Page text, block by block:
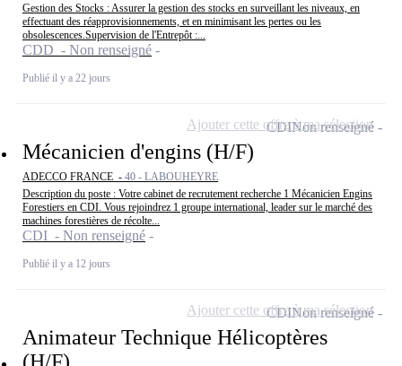
Gestion des Stocks : Assurer la gestion des stocks en surveillant les niveaux, en
effectuant des réapprovisionnements, et en minimisant les pertes ou les
obsolescences.Supervision de l'Entrepôt :...
CDD - Non renseigné
Publié il y a 22 jours
Mécanicien d'engins (H/F)
ADECCO FRANCE - 40 - LABOUHEYRE
Description du poste : Votre cabinet de recrutement recherche 1 Mécanicien Engins
Forestiers en CDI. Vous rejoindrez 1 groupe international, leader sur le marché des
machines forestières de récolte...
CDI - Non renseigné
Publié il y a 12 jours
CDINon renseigné
Ajouter cette offre à ma sélection
Animateur Technique Hélicoptères
(H/F)
CDINon renseigné
Ajouter cette offre à ma sélection